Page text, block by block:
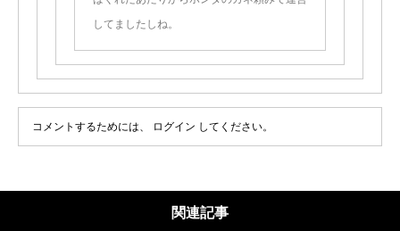
してましたしね。
コメントするためには、 ログイン してください。
関連記事